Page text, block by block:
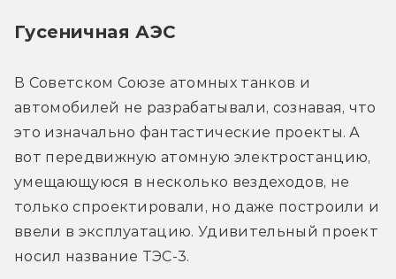
Гусеничная АЭС
В Советском Союзе атомных танков и
автомобилей не разрабатывали, сознавая, что
это изначально фантастические проекты. А
вот передвижную атомную электростанцию,
умещающуюся в несколько вездеходов, не
только спроектировали, но даже построили и
ввели в эксплуатацию. Удивительный проект
носил название ТЭС-3.